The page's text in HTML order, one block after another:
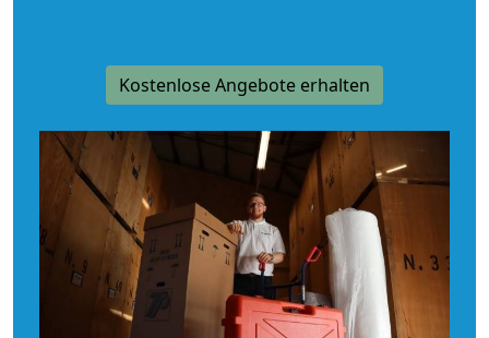
Kostenlose Angebote erhalten